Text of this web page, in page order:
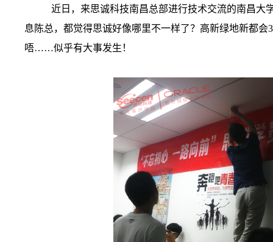
近日，来思诚科技南昌总部进行技术交流的南昌大
息陈总，都觉得思诚好像哪里不一样了？高新绿地新都会
唔……似乎有大事发生！